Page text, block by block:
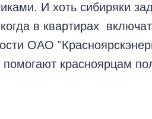
И хоть сибиряки
в квартирах
ОАО
красноярцам